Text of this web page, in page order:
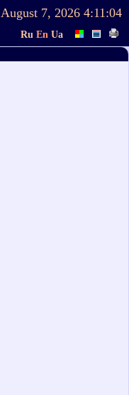
August 7, 2026 4:11:04
Ru En Ua